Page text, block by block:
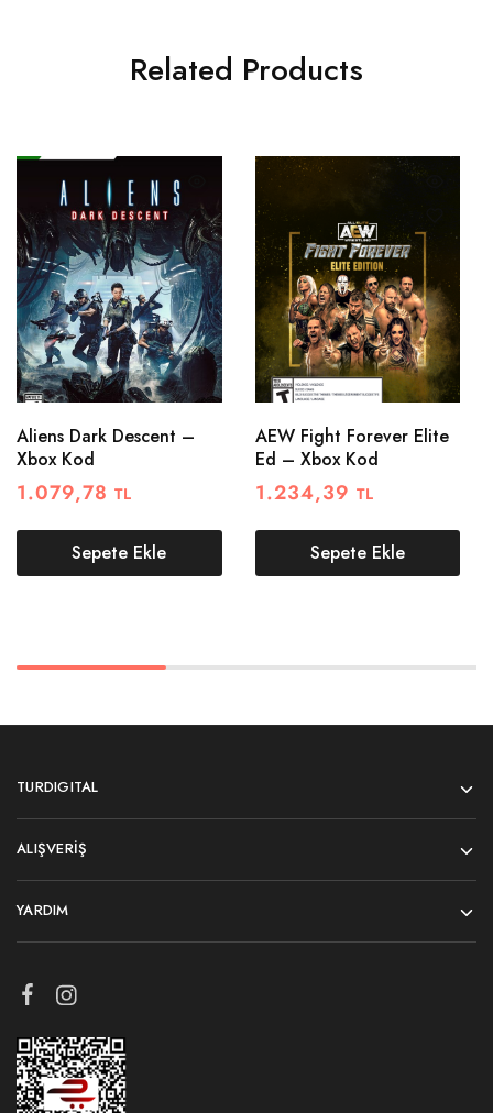
Related Products
Aliens Dark Descent –
Xbox Kod
1.079,78 TL
Sepete Ekle
AEW Fight Forever Elite
Ed – Xbox Kod
1.234,39 TL
Sepete Ekle
TURDIGITAL
ALIŞVERIŞ
YARDIM